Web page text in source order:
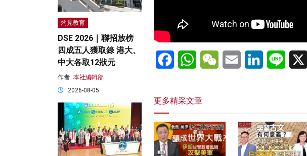
FacebookWhatsAppWeChatEmail LinkedInLine
更多精采文章
灼見教育
DSE 2026｜聯招放榜
四成五人獲取錄 港大、
中大各取12狀元
作者: 本社編輯部
2026-08-05